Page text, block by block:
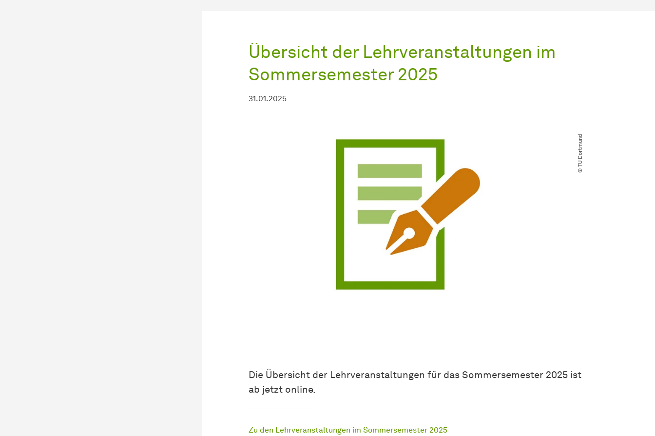
Übersicht der Lehrveranstaltungen im
Sommersemester 2025
31.01.2025
© TU Dortmund
Die Übersicht der Lehrveranstaltungen für das Sommersemester 2025 ist
ab jetzt online.
Zu den Lehrveranstaltungen im Sommersemester 2025